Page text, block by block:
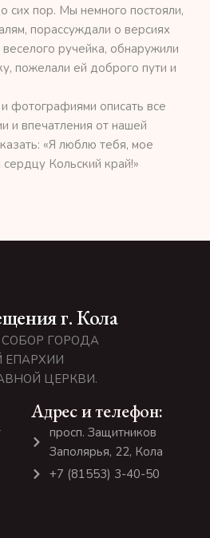
сих пор. Мы немного постояли,
порассуждали о версиях
ручейка, обнаружили
пожелали ей доброго пути и
фотографиями описать все
и впечатления от нашей
«Я люблю тебя, мое
Кольский край!»
г. Кола
ГОРОДА
ЕПАРХИИ
ЦЕРКВИ.
Адрес и телефон:
просп. Защитников
Заполярья, 22, Кола
+7 (81553) 3-40-50